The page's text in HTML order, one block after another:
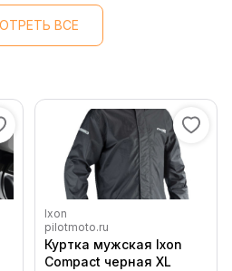
ВСЕ
Ixon
pilotmoto.ru
Куртка мужская Ixon
Compact черная XL